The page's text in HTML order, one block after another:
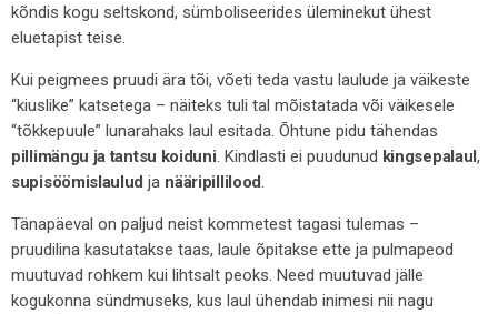
kõndis kogu seltskond, sümboliseerides üleminekut ühest
eluetapist teise.
Kui peigmees pruudi ära tõi, võeti teda vastu laulude ja väikeste
“kiuslike” katsetega – näiteks tuli tal mõistatada või väikesele
“tõkkepuule” lunarahaks laul esitada. Õhtune pidu tähendas
pillimängu ja tantsu koiduni. Kindlasti ei puudunud kingsepalaul,
supisöömislaulud ja nääripillilood.
Tänapäeval on paljud neist kommetest tagasi tulemas –
pruudilina kasutatakse taas, laule õpitakse ette ja pulmapeod
muutuvad rohkem kui lihtsalt peoks. Need muutuvad jälle
kogukonna sündmuseks, kus laul ühendab inimesi nii nagu